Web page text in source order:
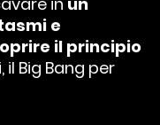
e
il principio
il Big Bang per